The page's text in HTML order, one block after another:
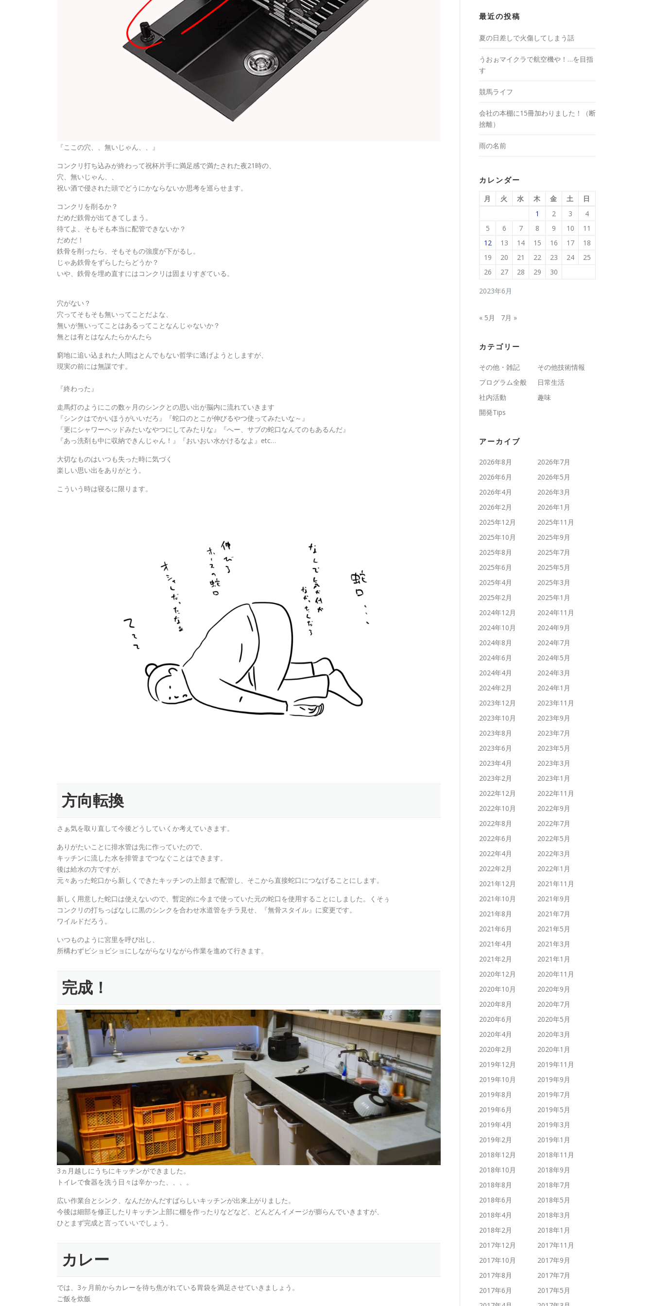
『ここの穴、、無いじゃん、、』
コンクリ打ち込みが終わって祝杯片手に満足感で満たされた夜21時の、
穴、無いじゃん、、
祝い酒で侵された頭でどうにかならないか思考を巡らせます。
コンクリを削るか？
だめだ鉄骨が出てきてしまう。
待てよ、そもそも本当に配管できないか？
だめだ！
鉄骨を削ったら、そもそもの強度が下がるし。
じゃあ鉄骨をずらしたらどうか？
いや、鉄骨を埋め直すにはコンクリは固まりすぎている。
穴がない？
穴ってそもそも無いってことだよな、
無いが無いってことはあるってことなんじゃないか？
無とは有とはなんたらかんたら
窮地に追い込まれた人間はとんでもない哲学に逃げようとしますが、
現実の前には無謀です。
『終わった』
走馬灯のようにこの数ヶ月のシンクとの思い出が脳内に流れていきます
『シンクはでかいほうがいいだろ』『蛇口のとこが伸びるやつ使ってみたいな～』
『更にシャワーヘッドみたいなやつにしてみたりな』『へー、サブの蛇口なんてのもあるんだ』
『あっ洗剤も中に収納できんじゃん！』『おいおい水かけるなよ』etc…
大切なものはいつも失った時に気づく
楽しい思い出をありがとう。
こういう時は寝るに限ります。
方向転換
さぁ気を取り直して今後どうしていくか考えていきます。
ありがたいことに排水管は先に作っていたので、
キッチンに流した水を排管までつなぐことはできます。
後は給水の方ですが、
元々あった蛇口から新しくできたキッチンの上部まで配管し、そこから直接蛇口につなげることにします。
新しく用意した蛇口は使えないので、暫定的に今まで使っていた元の蛇口を使用することにしました。くそぅ
コンクリの打ちっぱなしに黒のシンクを合わせ水道管をチラ見せ、『無骨スタイル』に変更です。
ワイルドだろう。
いつものように宮里を呼び出し、
所構わずビショビショにしながらなりながら作業を進めて行きます。
完成！
3ヵ月越しにうちにキッチンができました。
トイレで食器を洗う日々は辛かった、、、。
広い作業台とシンク、なんだかんだすばらしいキッチンが出来上がりました。
今後は細部を修正したりキッチン上部に棚を作ったりなどなど、どんどんイメージが膨らんでいきますが、
ひとまず完成と言っていいでしょう。
カレー
では、3ヶ月前からカレーを待ち焦がれている胃袋を満足させていきましょう。
ご飯を炊飯
最近の投稿
夏の日差しで火傷してしまう話
うおぉマイクラで航空機や！…を目指
す
競馬ライフ
会社の本棚に15冊加わりました！（断
捨離）
雨の名前
カレンダー
2023年6月
月 火 水 木 金 土
日
1
2 3
4
5
6 7 8 9 10
11
12
13 14 15 16 17
18
19
20 21 22 23 24
25
26
27 28 29 30
« 5月 7月 »
カテゴリー
その他・雑記
その他技術情報
プログラム全般
日常生活
社内活動
趣味
開発Tips
アーカイブ
2026年8月
2026年7月
2026年6月
2026年5月
2026年4月
2026年3月
2026年2月
2026年1月
2025年12月
2025年11月
2025年10月
2025年9月
2025年8月
2025年7月
2025年6月
2025年5月
2025年4月
2025年3月
2025年2月
2025年1月
2024年12月
2024年11月
2024年10月
2024年9月
2024年8月
2024年7月
2024年6月
2024年5月
2024年4月
2024年3月
2024年2月
2024年1月
2023年12月
2023年11月
2023年10月
2023年9月
2023年8月
2023年7月
2023年6月
2023年5月
2023年4月
2023年3月
2023年2月
2023年1月
2022年12月
2022年11月
2022年10月
2022年9月
2022年8月
2022年7月
2022年6月
2022年5月
2022年4月
2022年3月
2022年2月
2022年1月
2021年12月
2021年11月
2021年10月
2021年9月
2021年8月
2021年7月
2021年6月
2021年5月
2021年4月
2021年3月
2021年2月
2021年1月
2020年12月
2020年11月
2020年10月
2020年9月
2020年8月
2020年7月
2020年6月
2020年5月
2020年4月
2020年3月
2020年2月
2020年1月
2019年12月
2019年11月
2019年10月
2019年9月
2019年8月
2019年7月
2019年6月
2019年5月
2019年4月
2019年3月
2019年2月
2019年1月
2018年12月
2018年11月
2018年10月
2018年9月
2018年8月
2018年7月
2018年6月
2018年5月
2018年4月
2018年3月
2018年2月
2018年1月
2017年12月
2017年11月
2017年10月
2017年9月
2017年8月
2017年7月
2017年6月
2017年5月